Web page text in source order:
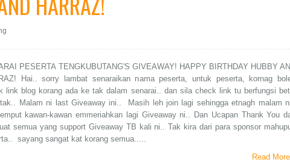
PESERTA TENGKUBUTANG'S GIVEAWAY! HAPPY BIRTHDAY HUBBY
Hai.. sorry lambat senaraikan nama peserta, untuk peserta, kornag
link blog korang ada ke tak dalam senarai.. dan sila check link tu berfungsi
Malam ni last Giveaway ini.. Masih leh join lagi sehingga etnagh malam
kawan-kawan emmeriahkan lagi Giveaway ni.. Dan Ucapan Thank You
semua yang support Giveaway TB kali ni.. Tak kira dari para sponsor
sayang sangat kat korang semua.....
Read More